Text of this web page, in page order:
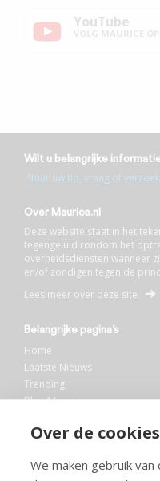
Over de
We maken gebruik
YouTube
Wilt u belangrijke
Stuur uw tip, vraag of
Over Maurice.nl
Deze website staat in het
tegengeluid rondom het
overheidsdiensten wanneer
en/of zondigen tegen de
Lees meer over deze site
Belangrijke pagina’s
Home
Laatste Nieuws
Trending
Blog Maurice
Bibliotheek
Info en service